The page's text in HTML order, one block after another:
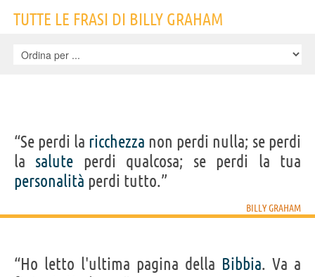
IDENTIKIT E DATI ANAGRAFICI
Nome
William Franklin
Cognome Graham
Pseudonimo Billy Graham
Nato 7 novembre 1918 a Charlotte
Nazionalità statunitense
Frasi, citazioni e aforismi di Billy Graham
TUTTE LE FRASI DI BILLY GRAHAM
“Se perdi la ricchezza non perdi nulla; se perdi
la salute perdi qualcosa; se perdi la tua
personalità perdi tutto.”
BILLY GRAHAM
“Ho letto l'ultima pagina della Bibbia. Va a